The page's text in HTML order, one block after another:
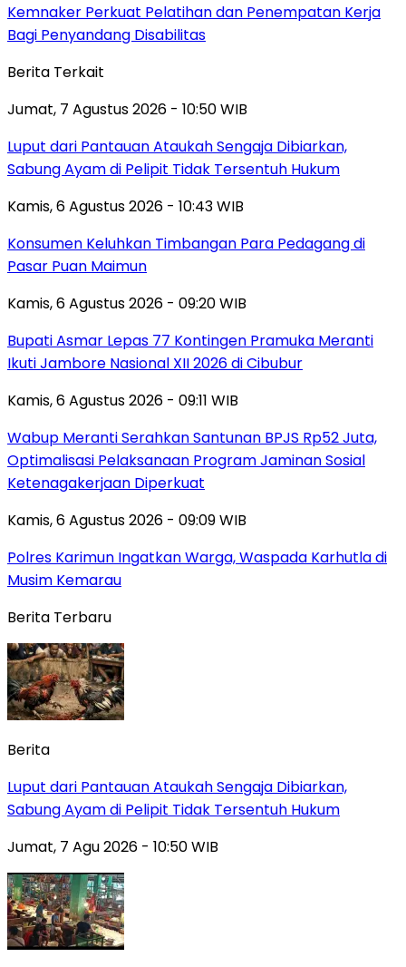
Kemnaker Perkuat Pelatihan dan Penempatan Kerja
Bagi Penyandang Disabilitas
Berita Terkait
Jumat, 7 Agustus 2026 - 10:50 WIB
Luput dari Pantauan Ataukah Sengaja Dibiarkan,
Sabung Ayam di Pelipit Tidak Tersentuh Hukum
Kamis, 6 Agustus 2026 - 10:43 WIB
Konsumen Keluhkan Timbangan Para Pedagang di
Pasar Puan Maimun
Kamis, 6 Agustus 2026 - 09:20 WIB
Bupati Asmar Lepas 77 Kontingen Pramuka Meranti
Ikuti Jambore Nasional XII 2026 di Cibubur
Kamis, 6 Agustus 2026 - 09:11 WIB
Wabup Meranti Serahkan Santunan BPJS Rp52 Juta,
Optimalisasi Pelaksanaan Program Jaminan Sosial
Ketenagakerjaan Diperkuat
Kamis, 6 Agustus 2026 - 09:09 WIB
Polres Karimun Ingatkan Warga, Waspada Karhutla di
Musim Kemarau
Berita Terbaru
Berita
Luput dari Pantauan Ataukah Sengaja Dibiarkan,
Sabung Ayam di Pelipit Tidak Tersentuh Hukum
Jumat, 7 Agu 2026 - 10:50 WIB